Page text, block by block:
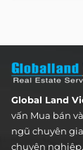
Global Land
vấn Mua bán
ngũ chuyên
chuyên